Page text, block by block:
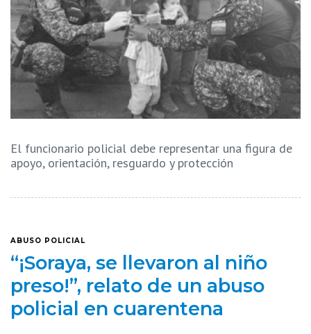
El funcionario policial debe representar una figura de
apoyo, orientación, resguardo y protección
ABUSO POLICIAL
“¡Soraya, se llevaron al niño
preso!”, relato de un abuso
policial en cuarentena